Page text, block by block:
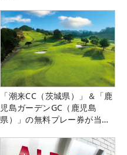
「潮来CC（茨城県）」＆「鹿
児島ガーデンGC（鹿児島
県）」の無料プレー券が当た